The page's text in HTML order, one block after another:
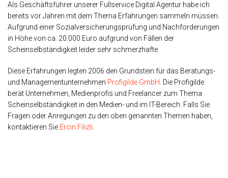
Als Geschäftsführer unserer Fullservice Digital Agentur habe ich
bereits vor Jahren mit dem Thema Erfahrungen sammeln müssen.
Aufgrund einer Sozialversicherungsprüfung und Nachforderungen
in Höhe von ca. 20.000 Euro aufgrund von Fällen der
Scheinselbständigkeit leider sehr schmerzhafte.
Diese Erfahrungen legten 2006 den Grundstein für das Beratungs-
und Managementunternehmen Profigilde GmbH . Die Profigilde
berät Unternehmen, Medienprofis und Freelancer zum Thema
Scheinselbständigkeit in den Medien- und im IT-Bereich. Falls Sie
Fragen oder Anregungen zu den oben genannten Themen haben,
kontaktieren Sie Ercin Filizli